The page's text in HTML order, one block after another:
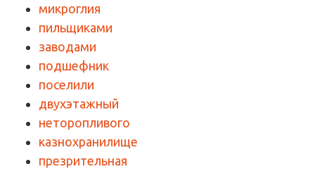
микроглия
пильщиками
заводами
подшефник
поселили
двухэтажный
неторопливого
казнохранилище
презрительная